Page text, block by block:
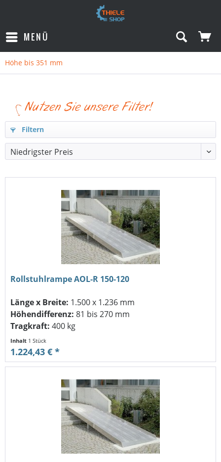
MENÜ
Höhe bis 351 mm
Filtern
Rollstuhlrampe AOL-R 150-120
Länge x Breite: 1.500 x 1.236 mm
Höhendifferenz: 81 bis 270 mm
Tragkraft: 400 kg
Inhalt 1 Stück
1.224,43 € *